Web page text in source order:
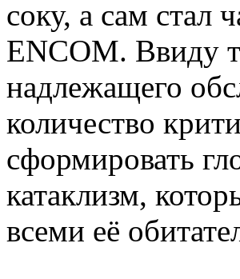
соку, а сам стал
ENCOM. Ввиду
надлежащего
количество
сформировать
катаклизм,
всеми её